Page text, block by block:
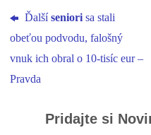
Ďalšíseniorisa stali
obeťou podvodu, falošný
vnuk ich obral o 10-tisíc eur –
Pravda
Pridajte si